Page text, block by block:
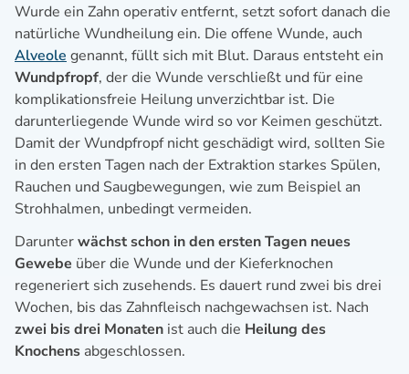
Wurde ein Zahn operativ entfernt, setzt sofort danach die
natürliche Wundheilung ein. Die offene Wunde, auch
Alveole genannt, füllt sich mit Blut. Daraus entsteht ein
Wundpfropf, der die Wunde verschließt und für eine
komplikationsfreie Heilung unverzichtbar ist. Die
darunterliegende Wunde wird so vor Keimen geschützt.
Damit der Wundpfropf nicht geschädigt wird, sollten Sie
in den ersten Tagen nach der Extraktion starkes Spülen,
Rauchen und Saugbewegungen, wie zum Beispiel an
Strohhalmen, unbedingt vermeiden.
Darunterwächst schon in den ersten Tagen neues
Gewebe über die Wunde und der Kieferknochen
regeneriert sich zusehends. Es dauert rund zwei bis drei
Wochen, bis das Zahnfleisch nachgewachsen ist. Nach
zwei bis drei Monaten ist auch die Heilung des
Knochens abgeschlossen.